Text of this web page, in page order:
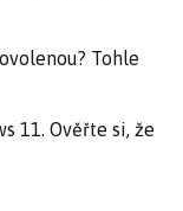
Tohle
11. Ověřte si, že